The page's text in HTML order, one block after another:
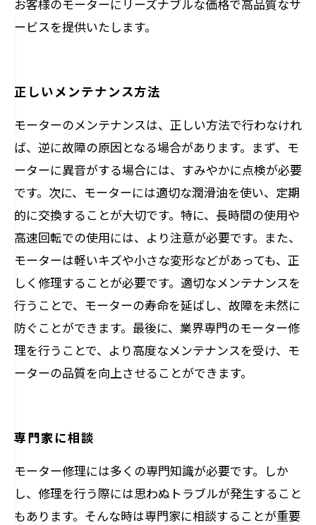
お客様のモーターにリーズナブルな価格で高品質なサ
ービスを提供いたします。
正しいメンテナンス方法
モーターのメンテナンスは、正しい方法で行わなけれ
ば、逆に故障の原因となる場合があります。まず、モ
ーターに異音がする場合には、すみやかに点検が必要
です。次に、モーターには適切な潤滑油を使い、定期
的に交換することが大切です。特に、長時間の使用や
高速回転での使用には、より注意が必要です。また、
モーターは軽いキズや小さな変形などがあっても、正
しく修理することが必要です。適切なメンテナンスを
行うことで、モーターの寿命を延ばし、故障を未然に
防ぐことができます。最後に、業界専門のモーター修
理を行うことで、より高度なメンテナンスを受け、モ
ーターの品質を向上させることができます。
専門家に相談
モーター修理には多くの専門知識が必要です。しか
し、修理を行う際には思わぬトラブルが発生すること
もあります。そんな時は専門家に相談することが重要